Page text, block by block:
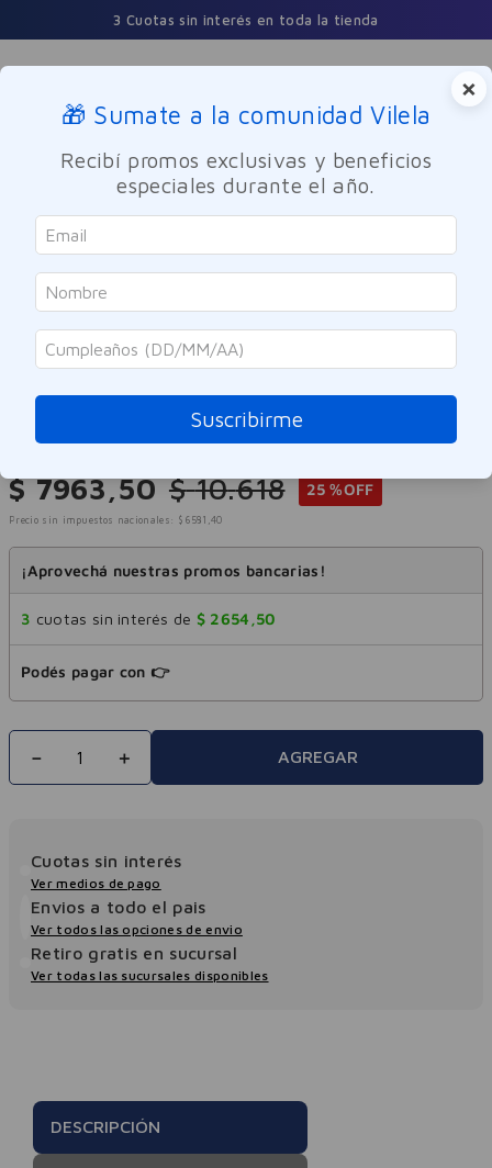
3 Cuotas sin interés en toda la tienda
Buscar
Dermocosmetica Facial Hidratante
Dermaglos
Mascara de Tela Ultra Hidratación
Dermaglós Facial 1u
Referencia:9961730
$ 7963,50 $ 10.618 25 %OFF
Precio sin impuestos nacionales: $ 6581 ,40
¡Aprovechá nuestras promos bancarias!
3 cuotas sin interés de $ 2654 ,50
Podés pagar con 👉
＋
－ AGREGAR
Cuotas sin interés
Ver medios de pago
Envios a todo el pais
Ver todos las opciones de envio
Retiro gratis en sucursal
Ver todas las sucursales disponibles
DESCRIPCIÓN
×
🎁 Sumate a la comunidad Vilela
Recibí promos exclusivas y beneficios
especiales durante el año.
Suscribirme